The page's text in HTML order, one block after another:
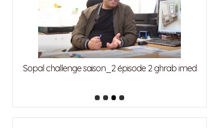
Sopal challenge saison_2 épisode 1 abdedeyem